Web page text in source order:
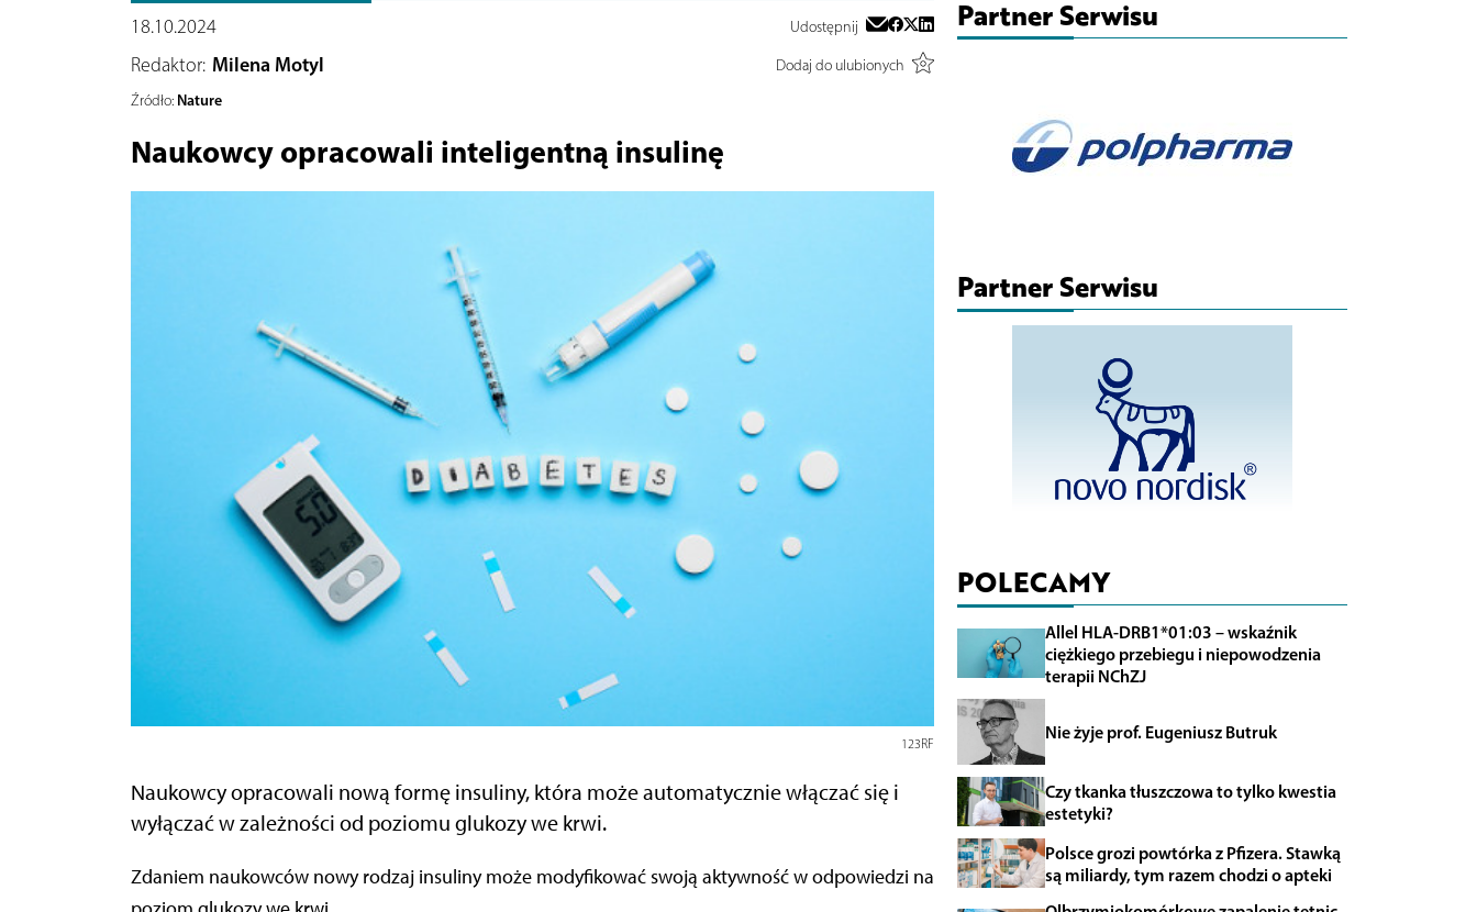
18.10.2024 Udostępnij
Redaktor: Milena Motyl
Dodaj do ulubionych
Źródło: Nature
Naukowcy opracowali inteligentną insulinę
123RF
Naukowcy opracowali nową formę insuliny, która może automatycznie włączać się i
wyłączać w zależności od poziomu glukozy we krwi.
Zdaniem naukowców nowy rodzaj insuliny może modyfikować swoją aktywność w odpowiedzi na
Partner Serwisu
Partner Serwisu
POLECAMY
Allel HLA-DRB1*01:03 – wskaźnik
ciężkiego przebiegu i niepowodzenia
terapii NChZJ
Nie żyje prof. Eugeniusz Butruk
Czy tkanka tłuszczowa to tylko kwestia
estetyki?
Polsce grozi powtórka z Pfizera. Stawką
są miliardy, tym razem chodzi o apteki